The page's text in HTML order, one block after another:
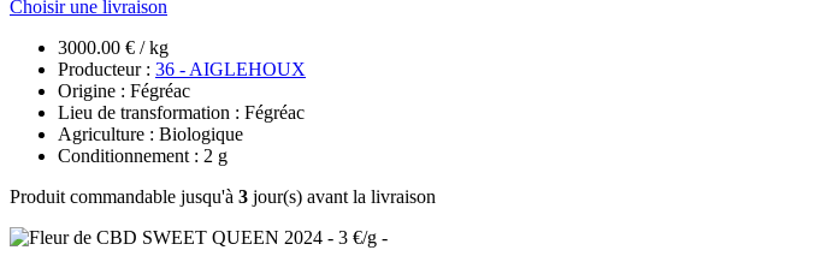
Choisir une livraison
3000.00 € / kg
Producteur : 36 - AIGLEHOUX
Origine : Fégréac
Lieu de transformation : Fégréac
Agriculture : Biologique
Conditionnement : 2 g
Produit commandable jusqu'à 3 jour(s) avant la livraison